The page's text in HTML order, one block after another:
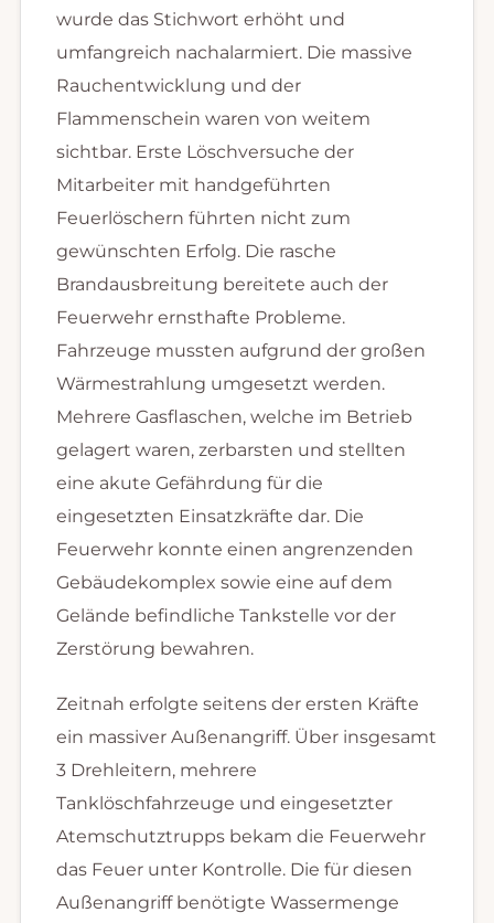
wurde das Stichwort erhöht und
umfangreich nachalarmiert. Die massive
Rauchentwicklung und der
Flammenschein waren von weitem
sichtbar. Erste Löschversuche der
Mitarbeiter mit handgeführten
Feuerlöschern führten nicht zum
gewünschten Erfolg. Die rasche
Brandausbreitung bereitete auch der
Feuerwehr ernsthafte Probleme.
Fahrzeuge mussten aufgrund der großen
Wärmestrahlung umgesetzt werden.
Mehrere Gasflaschen, welche im Betrieb
gelagert waren, zerbarsten und stellten
eine akute Gefährdung für die
eingesetzten Einsatzkräfte dar. Die
Feuerwehr konnte einen angrenzenden
Gebäudekomplex sowie eine auf dem
Gelände befindliche Tankstelle vor der
Zerstörung bewahren.
Zeitnah erfolgte seitens der ersten Kräfte
ein massiver Außenangriff. Über insgesamt
3 Drehleitern, mehrere
Tanklöschfahrzeuge und eingesetzter
Atemschutztrupps bekam die Feuerwehr
das Feuer unter Kontrolle. Die für diesen
Außenangriff benötigte Wassermenge